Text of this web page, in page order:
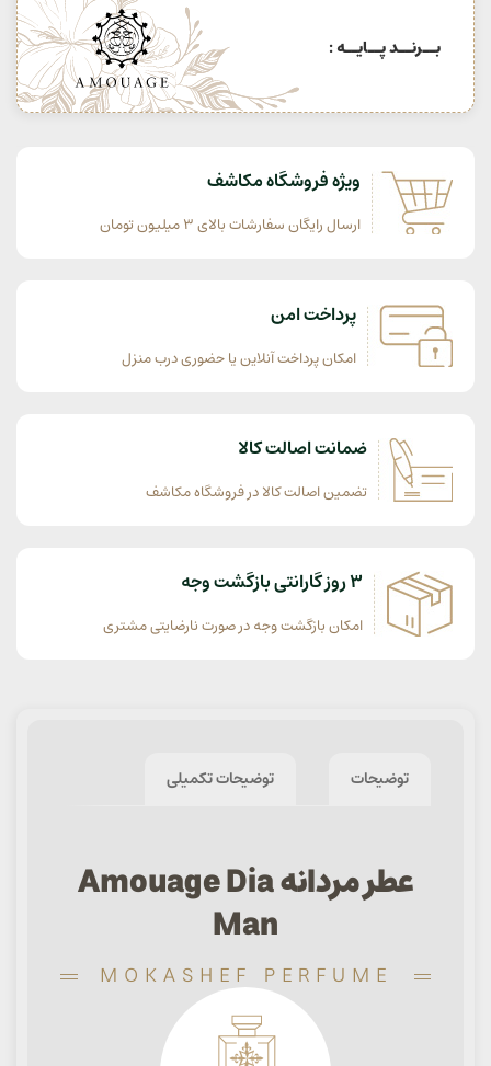
بــرنــد پــایــه :
ویژه فروشگاه مکاشف
ارسال رایگان سفارشات بالای 3 میلیون تومان
پرداخت امن
امکان پرداخت آنلاین یا حضوری درب منزل
ضمانت اصالت کالا
تضمین اصالت کالا در فروشگاه مکاشف
3 روز گارانتی بازگشت وجه
امکان بازگشت وجه در صورت نارضایتی مشتری
توضیحات توضیحات تکمیلی
عطر مردانه Amouage Dia
Man
MOKASHEF PERFUME